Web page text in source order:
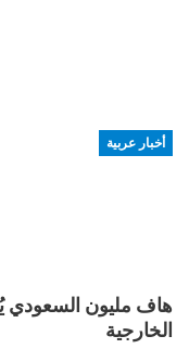
أخبار عربية
الخارجية